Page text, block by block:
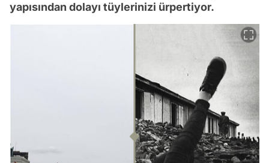
yapısından dolayı tüylerinizi ürpertiyor.